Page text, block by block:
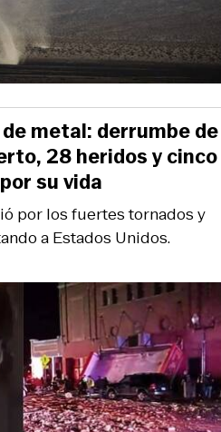
por los fuertes tornados y
a Estados Unidos.
metal: derrumbe de
28 heridos y cinco
su vida